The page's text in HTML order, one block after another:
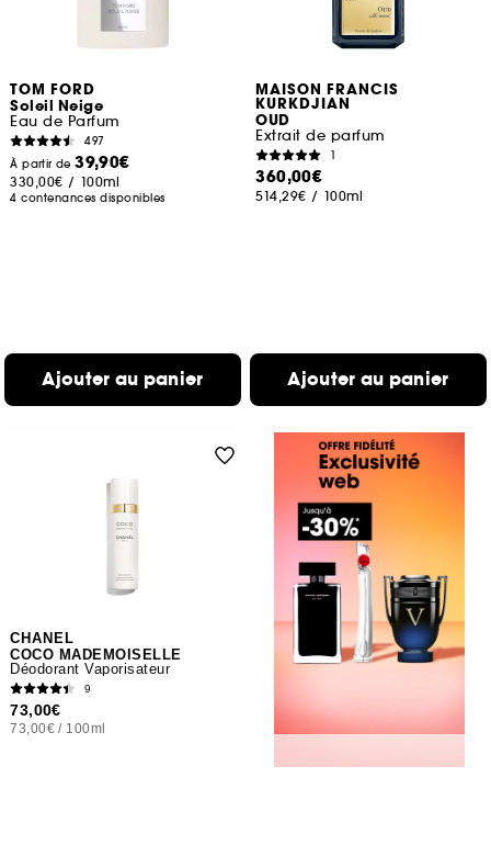
TOM FORD
Soleil Neige
Eau de Parfum
497
À partir de39,90€
330,00€ / 100ml
4 contenances disponibles
Ajouter au panier
MAISON FRANCIS
KURKDJIAN
OUD
Extrait de parfum
1
360,00€
514,29€ / 100ml
Ajouter au panier
CHANEL
COCO MADEMOISELLE
Déodorant Vaporisateur
9
73,00€
73,00€ / 100ml